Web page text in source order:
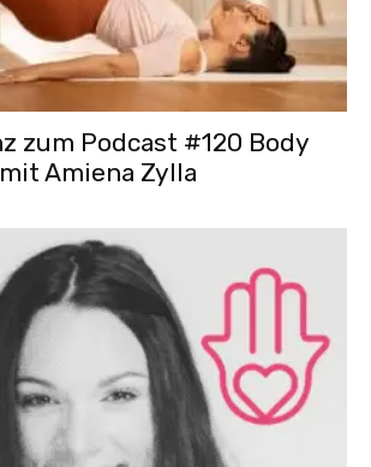
zum Podcast #120 Body
mit Amiena Zylla